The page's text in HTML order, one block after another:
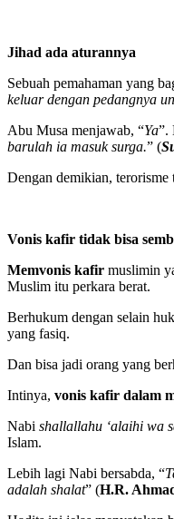
Jihad ada aturannya
Sebuah pemahaman yang
keluar dengan pedangnya
Abu Musa menjawab, “Ya”.
barulah ia masuk surga.” (
Dengan demikian,
Vonis kafir tidak bisa
Memvonis kafir muslimin
Muslim itu perkara berat.
Berhukum dengan selain
yang fasiq.
Dan bisa jadi orang yang
Intinya, vonis kafir dalam
Nabi shallallahu ‘alaihi wa
Islam.
Lebih lagi Nabi bersabda, “
adalah shalat” (H.R.